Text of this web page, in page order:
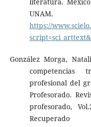
UNAM.
https://
González Morga,
competencias
profesional del
Profesorado.
profesorado,